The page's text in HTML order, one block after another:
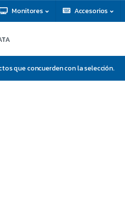
Monitores Accesorios
que concuerden con la selección.